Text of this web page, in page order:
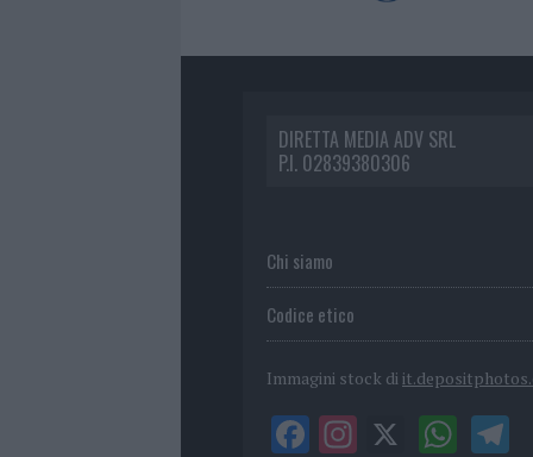
DIRETTA MEDIA ADV SRL
P.I. 02839380306
Chi siamo
Codice etico
Immagini stock di